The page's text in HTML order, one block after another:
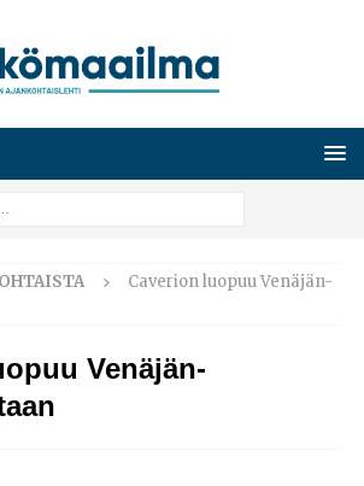
Caverion luopuu Venäjän-
Venäjän-